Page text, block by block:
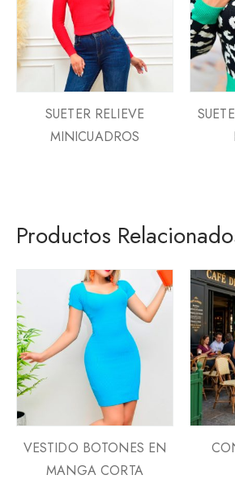
SUETER RELIEVE
MINICUADROS
Productos
VESTIDO BOTONES EN
MANGA CORTA